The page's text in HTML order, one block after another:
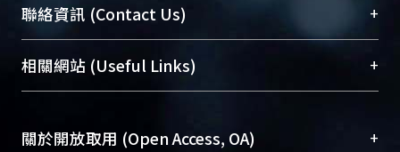
臺大位居世界頂尖大學之列，為永久珍藏及向國際
展現本校豐碩的研究成果及學術能量，圖書館整合
機構典藏（NTUR）與學術庫（AH）不同功能平
台，成為臺大學術典藏NTU scholars。期能整合研
成果。
聯絡資訊 (Contact Us) +
總館學科館員(Main Library)
醫學圖書館學科館員(Medical Library)
Sciences Library)
相關網站 (Useful Links) +
關於開放取用 (Open Access, OA) +